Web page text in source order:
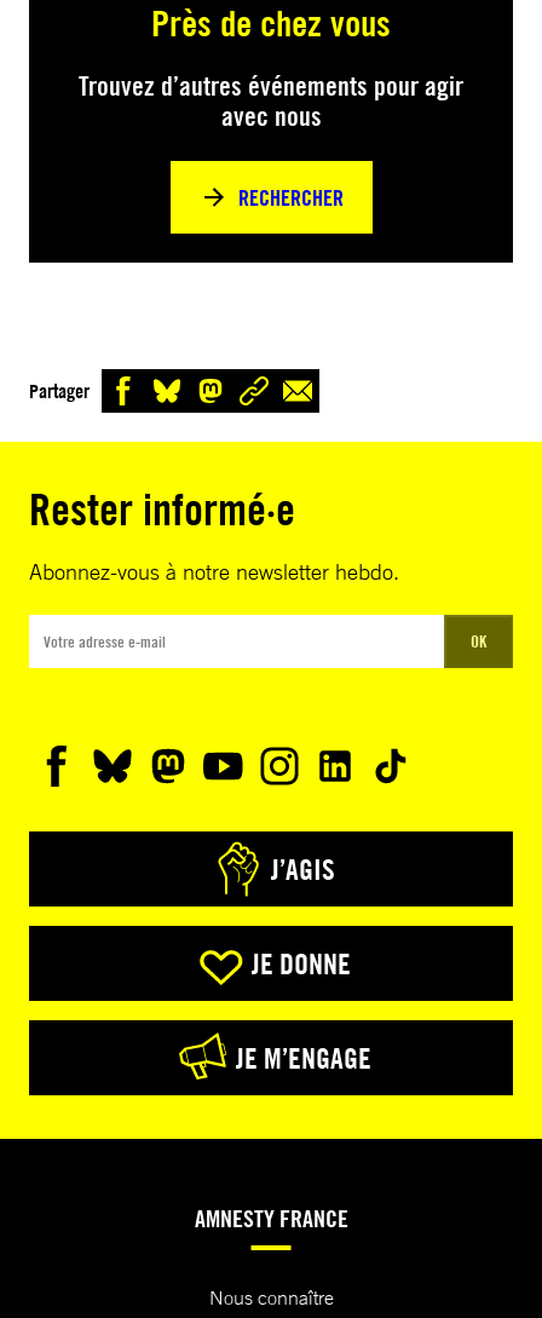
Près de chez vous
Trouvez d’autres événements pour agir
avec nous
RECHERCHER
Partager
Rester informé·e
Abonnez-vous à notre newsletter hebdo.
OK
J’AGIS
JE DONNE
JE M’ENGAGE
AMNESTY FRANCE
Nous connaître